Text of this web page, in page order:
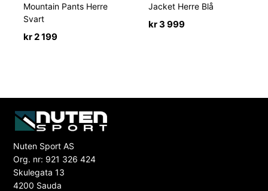
Mountain Pants Herre
Svart
kr2 199
Jacket Herre Blå
kr3 999
Nuten Sport AS
Org. nr: 921 326 424
Skulegata 13
4200 Sauda